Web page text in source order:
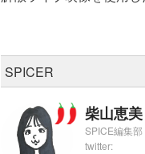
SPICER
柴山恵美
SPICE編集部
twitter: